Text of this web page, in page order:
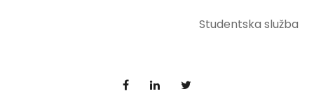
Studentska služba